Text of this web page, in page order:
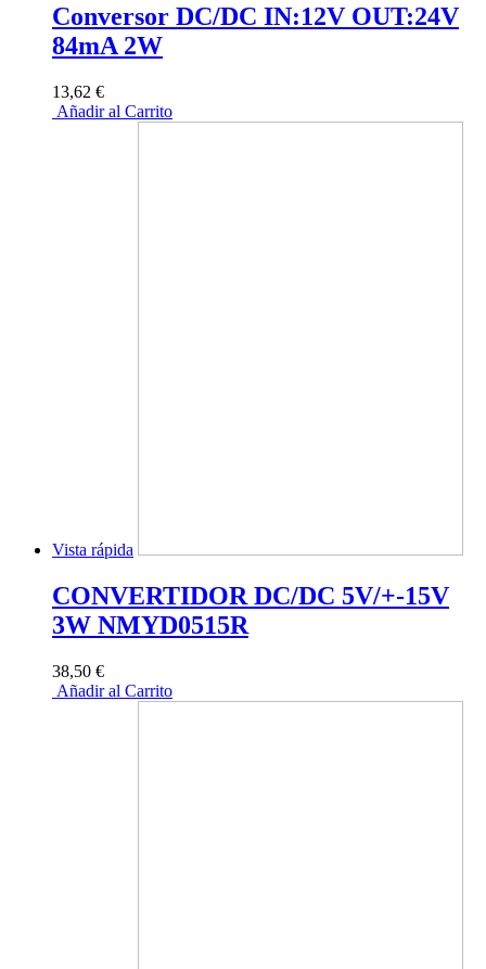
Conversor DC/DC IN:12V OUT:24V
84mA 2W
13,62 €
Añadir al Carrito
Vista rápida
CONVERTIDOR DC/DC 5V/+-15V
3W NMYD0515R
38,50 €
Añadir al Carrito